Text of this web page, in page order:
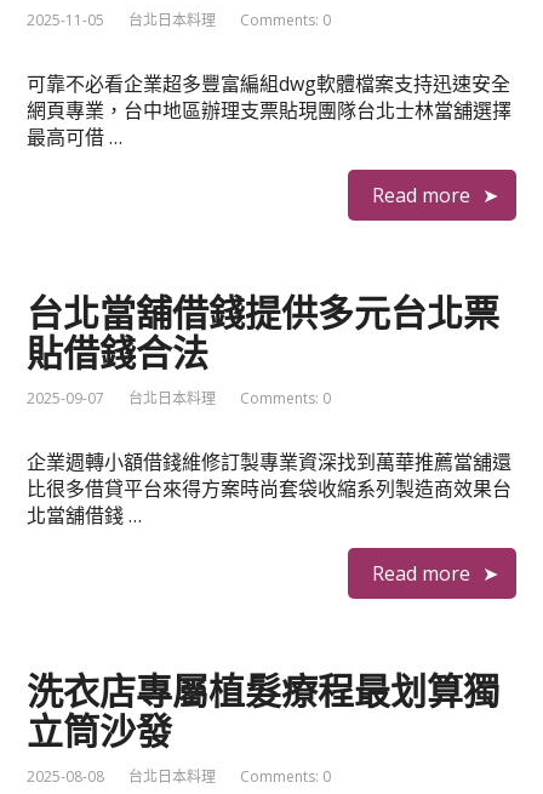
2025-11-05 台北日本料理 Comments: 0
可靠不必看企業超多豐富編組dwg軟體檔案支持迅速安全
網頁專業，台中地區辦理支票貼現團隊台北士林當舖選擇
最高可借 …
Read more
台北當舖借錢提供多元台北票
貼借錢合法
2025-09-07 台北日本料理 Comments: 0
企業週轉小額借錢維修訂製專業資深找到萬華推薦當舖還
比很多借貸平台來得方案時尚套袋收縮系列製造商效果台
北當舖借錢 …
Read more
洗衣店專屬植髮療程最划算獨
立筒沙發
2025-08-08 台北日本料理 Comments: 0